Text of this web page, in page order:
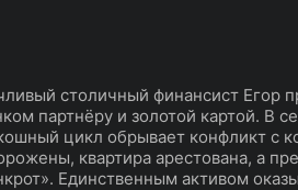
столичный финансист Егор
партнёру и золотой картой. В
цикл обрывает конфликт с
квартира арестована, а
Единственным активом